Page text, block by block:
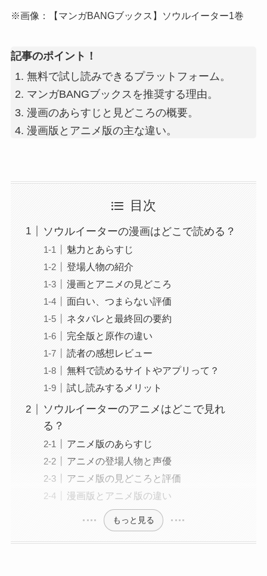
※画像：【マンガBANGブックス】ソウルイーター1巻
記事のポイント！
無料で試し読みできるプラットフォーム。
マンガBANGブックスを推奨する理由。
漫画のあらすじと見どころの概要。
漫画版とアニメ版の主な違い。
目次
ソウルイーターの漫画はどこで読める？
魅力とあらすじ
登場人物の紹介
漫画とアニメの見どころ
面白い、つまらない評価
ネタバレと最終回の要約
完全版と原作の違い
読者の感想レビュー
無料で読めるサイトやアプリって？
試し読みするメリット
ソウルイーターのアニメはどこで見れ
る？
アニメ版のあらすじ
アニメの登場人物と声優
アニメ版の見どころと評価
漫画版とアニメ版の違い
もっと見る